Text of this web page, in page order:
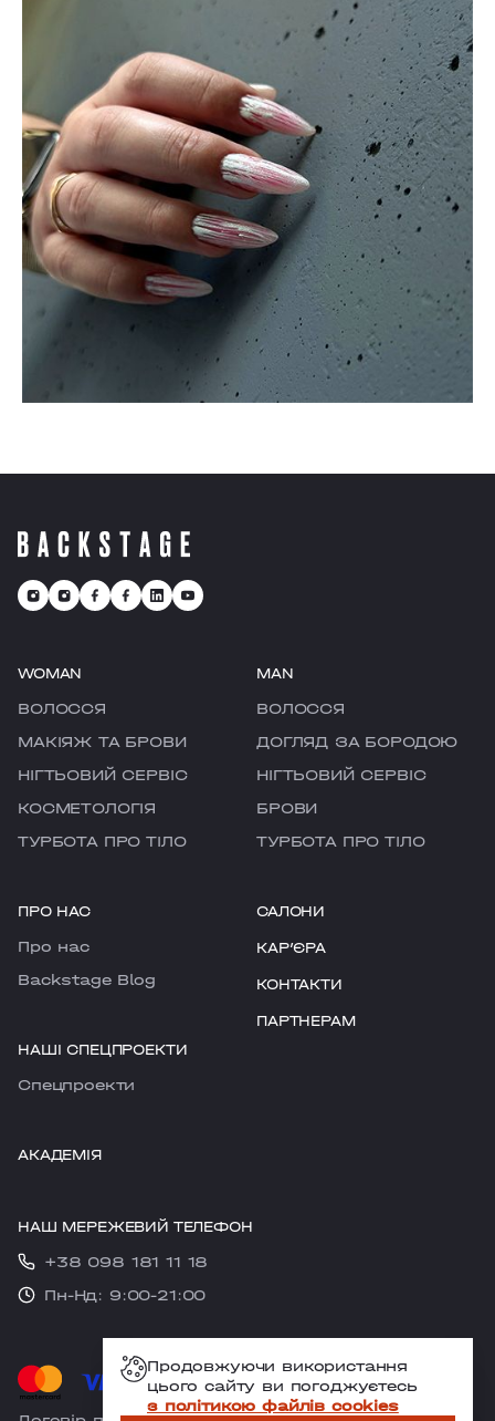
WOMAN
ВОЛОССЯ
МАКІЯЖ ТА БРОВИ
НІГТЬОВИЙ СЕРВІС
КОСМЕТОЛОГІЯ
ТУРБОТА ПРО ТІЛО
MAN
ВОЛОССЯ
ДОГЛЯД ЗА БОРОДОЮ
НІГТЬОВИЙ СЕРВІС
БРОВИ
ТУРБОТА ПРО ТІЛО
ПРО НАС
Про нас
Backstage Blog
НАШІ СПЕЦПРОЕКТИ
Cпецпроекти
САЛОНИ
КАРʼЄРА
КОНТАКТИ
ПАРТНЕРАМ
АКАДЕМІЯ
НАШ МЕРЕЖЕВИЙ ТЕЛЕФОН
+38 098 181 11 18
Пн-Нд: 9:00-21:00
Продовжуючи використання
цього сайту ви погоджуєтесь
з політикою файлів cookies